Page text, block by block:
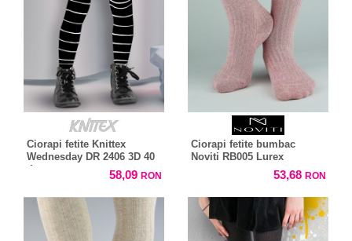
Ciorapi fetite Knittex
Wednesday DR 2406 3D 40
den
58,09 RON
Ciorapi fetite bumbac
Noviti RB005 Lurex
53,68 RON